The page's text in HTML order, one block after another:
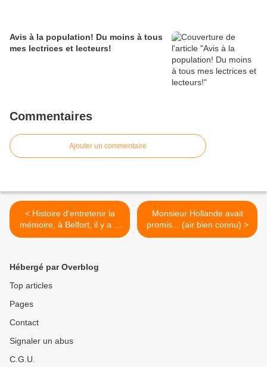
Avis à la population! Du moins à tous
mes lectrices et lecteurs!
Commentaires
Ajouter un commentaire
< Histoire d'entretenir la
mémoire, à Belfort, il y a le
scandale d'Alstom, mais il
Monsieur Hollande avait
promis... (air bien connu) >
Hébergé par Overblog
Top articles
Pages
Contact
Signaler un abus
C.G.U.